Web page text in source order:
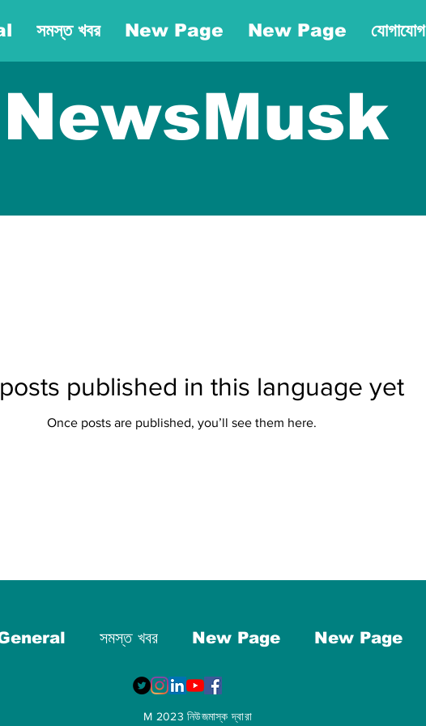
সমস্ত খবর New Page New Page যোগাযোগ
NewsMusk
published in this language yet
Once posts are published, you’ll see them here.
সমস্ত খবর New Page New Page
M 2023 নিউজমাস্ক দ্বারা